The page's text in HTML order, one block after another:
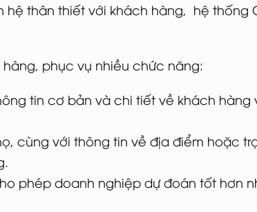
hệ thân thiết với khách hàng, hệ thống
phục vụ nhiều chức năng:
tin cơ bản và chi tiết về khách hàng
cùng với thông tin về địa điểm hoặc
phép doanh nghiệp dự đoán tốt hơn